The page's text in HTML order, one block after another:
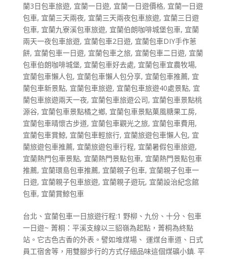
蘭3日包車旅遊, 宜蘭一日遊, 宜蘭一日遊價格, 宜蘭一日遊
包車, 宜蘭三天兩夜, 宜蘭三天兩夜包車旅遊, 宜蘭三日遊
包車, 宜蘭九寮溪包車旅遊, 宜蘭伯朗咖啡城堡包車, 宜蘭
兩天一夜包車旅遊, 宜蘭包車2日遊, 宜蘭包車DIY手作蔥
餅, 宜蘭包車一日遊, 宜蘭包車之旅, 宜蘭包車二日遊, 宜蘭
包車伯朗咖啡城堡, 宜蘭包車好去處, 宜蘭包車宜農牧場,
宜蘭包車懶人包, 宜蘭包車懶人包分享, 宜蘭包車推薦, 宜
蘭包車新景點, 宜蘭包車旅遊, 宜蘭包車旅遊40處景點, 宜
蘭包車旅遊兩天一夜, 宜蘭包車旅遊公司, 宜蘭包車景點桃
源谷, 宜蘭包車景點橘之鄉, 宜蘭包車景點菓風糖果工房,
宜蘭包車晴懷古步道, 宜蘭包車觀光之旅, 宜蘭包車費用,
宜蘭包車賞鯨, 宜蘭包車輕旅行, 宜蘭旅遊包車懶人包, 宜
蘭旅遊包車推薦, 宜蘭旅遊包車行程, 宜蘭暑假包車旅遊,
宜蘭熱門包車景點, 宜蘭熱門景點包車, 宜蘭熱門景點包車
推薦, 宜蘭環島包車推薦, 宜蘭親子包車, 宜蘭親子包車一
日遊, 宜蘭親子包車旅遊, 宜蘭親子遊玩, 宜蘭設治紀念館
包車, 宜蘭賞鯨包車
台北、宜蘭包車一日旅遊行程:1 野柳、九份、十分、包車
一日遊~ 菁桐：平溪支線以三貂嶺為起點，菁桐為終點
站。它古色古香的外表。譬如堆煤場、 運煤台車道、日式
員工宿舍等，用雙腳步行的方式仔細品味這個煤礦小鎮. 平